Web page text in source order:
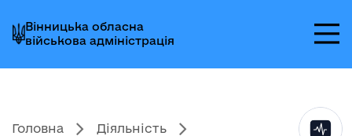
до
головного
меню
до
головного
вмісту
до
головного
колонтитула
Вінницька обласна
військова адміністрація
Головна
Діяльність